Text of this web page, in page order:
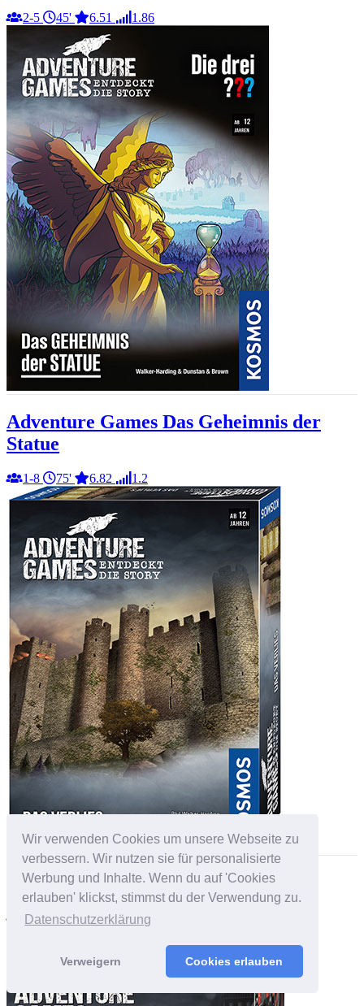
Wir verwenden Cookies um unsere Webseite zu
verbessern. Wir nutzen sie für personalisierte
Werbung und Inhalte. Wenn du auf 'Cookies
erlauben' klickst, stimmst du der Verwendung zu.
Datenschutzerklärung
Verweigern Cookies erlauben
2-5 45' 6.51 1.86
Adventure Games Das Geheimnis der
Statue
1-8 75' 6.82 1.2
Adventure Games: Das Verlies
1-4 90' 6.91 1.65